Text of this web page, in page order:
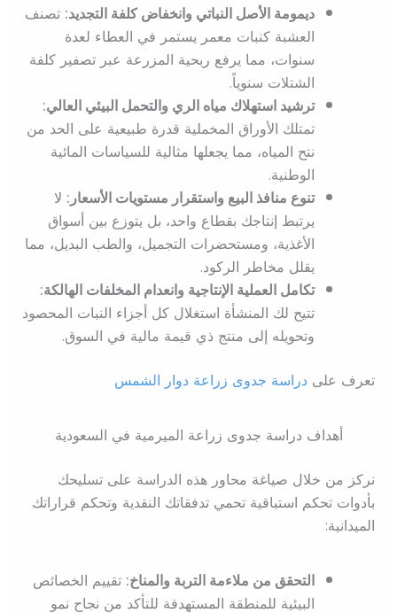
ديمومة الأصل النباتي وانخفاض كلفة التجديد:تصنف
العشبة كنبات معمر يستمر في العطاء لعدة
سنوات، مما يرفع ربحية المزرعة عبر تصفير كلفة
الشتلات سنوياً.
ترشيد استهلاك مياه الري والتحمل البيئي العالي:
تمتلك الأوراق المخملية قدرة طبيعية على الحد من
نتح المياه، مما يجعلها مثالية للسياسات المائية
الوطنية.
تنوع منافذ البيع واستقرار مستويات الأسعار:لا
يرتبط إنتاجك بقطاع واحد، بل يتوزع بين أسواق
الأغذية، ومستحضرات التجميل، والطب البديل، مما
يقلل مخاطر الركود.
تكامل العملية الإنتاجية وانعدام المخلفات الهالكة:
تتيح لك المنشأة استغلال كل أجزاء النبات المحصود
وتحويله إلى منتج ذي قيمة مالية في السوق.
تعرف على دراسة جدوى زراعة دوار الشمس
أهداف دراسة جدوى زراعة الميرمية في السعودية
نركز من خلال صياغة محاور هذه الدراسة على تسليحك
بأدوات تحكم استباقية تحمي تدفقاتك النقدية وتحكم قراراتك
الميدانية:
التحقق من ملاءمة التربة والمناخ:تقييم الخصائص
البيئية للمنطقة المستهدفة للتأكد من نجاح نمو